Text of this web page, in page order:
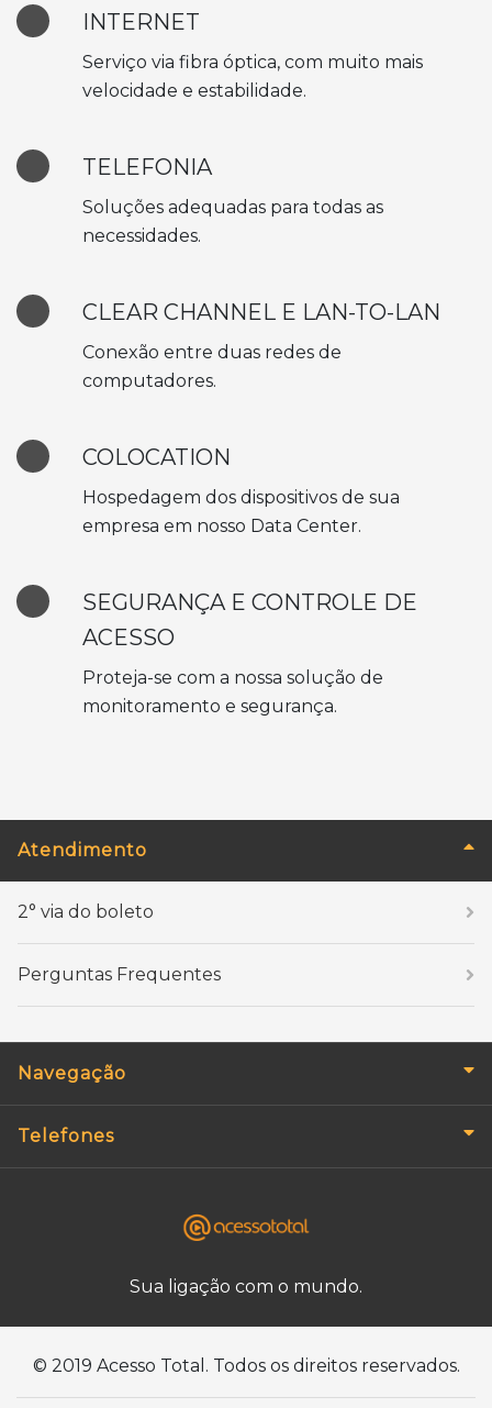
INTERNET
Serviço via fibra óptica, com muito mais
velocidade e estabilidade.
TELEFONIA
Soluções adequadas para todas as
necessidades.
CLEAR CHANNEL E LAN-TO-LAN
Conexão entre duas redes de
computadores.
COLOCATION
Hospedagem dos dispositivos de sua
empresa em nosso Data Center.
SEGURANÇA E CONTROLE DE
ACESSO
Proteja-se com a nossa solução de
monitoramento e segurança.
Atendimento
2° via do boleto
Perguntas Frequentes
Navegação
Telefones
Sua ligação com o mundo.
© 2019 Acesso Total. Todos os direitos reservados.